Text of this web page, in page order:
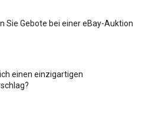
Sie Gebote bei einer eBay-Auktion
einen einzigartigen